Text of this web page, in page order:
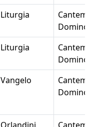
Liturgia
Domino
Liturgia
Domino
Vangelo
Domino